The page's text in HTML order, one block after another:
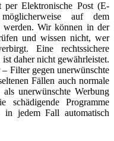
per Elektronische Post (E-
auf dem
werden. Wir können in der
und wissen nicht, wer
Eine rechtssichere
daher nicht gewährleistet.
Filter gegen unerwünschte
Fällen auch normale
unerwünschte Werbung
schädigende Programme
in jedem Fall automatisch